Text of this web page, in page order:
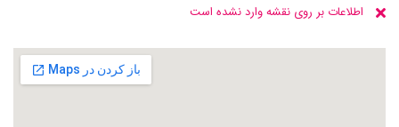
اطلاعات بر روی نقشه وارد نشده است